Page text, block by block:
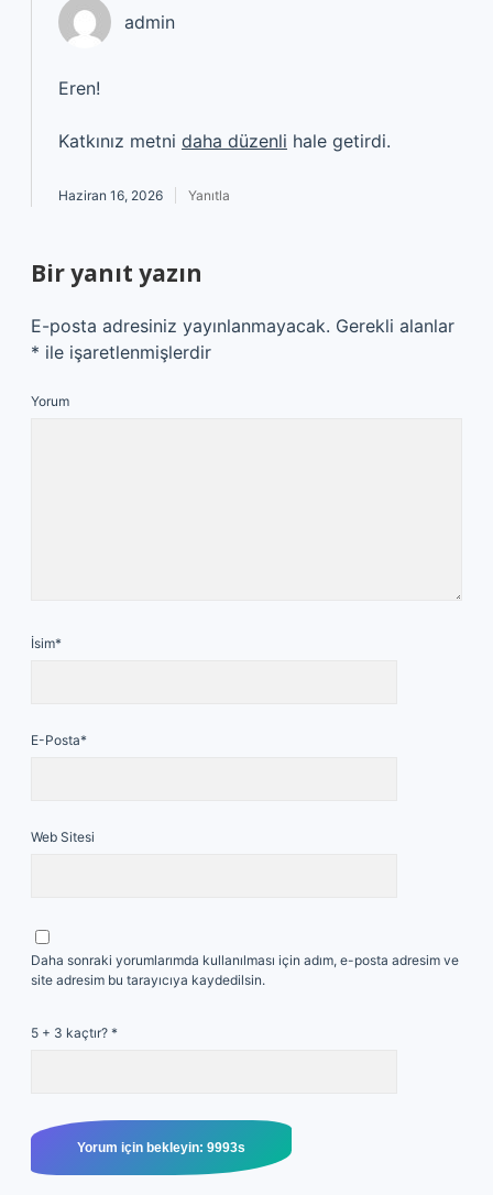
admin
Eren!
Katkınız metni daha düzenli hale getirdi.
Haziran 16, 2026 Yanıtla
Bir yanıt yazın
E-posta adresiniz yayınlanmayacak. Gerekli alanlar
* ile işaretlenmişlerdir
Yorum
İsim*
E-Posta*
Web Sitesi
Daha sonraki yorumlarımda kullanılması için adım, e-posta adresim ve
site adresim bu tarayıcıya kaydedilsin.
5 + 3 kaçtır? *